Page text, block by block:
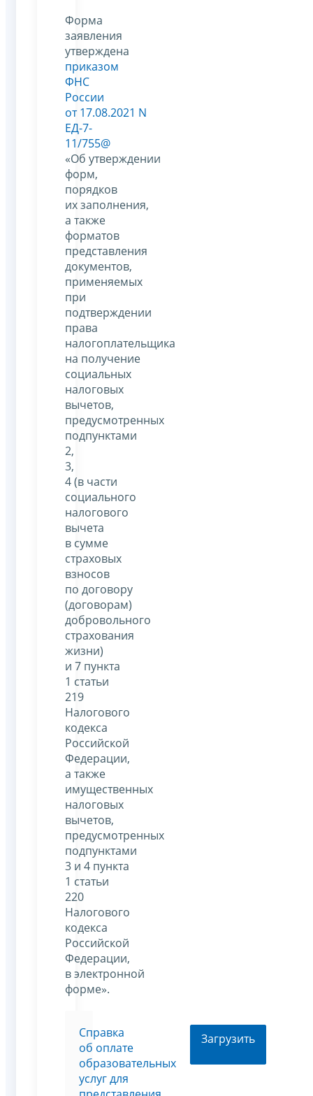
Форма
заявления
утверждена
приказом
ФНС
России
от 17.08.2021 N
ЕД-7-
11/755@
«Об утверждении
форм,
порядков
их заполнения,
а также
форматов
представления
документов,
применяемых
при
подтверждении
права
налогоплательщика
на получение
социальных
налоговых
вычетов,
предусмотренных
подпунктами
2,
3,
4 (в части
социального
налогового
вычета
в сумме
страховых
взносов
по договору
(договорам)
добровольного
страхования
жизни)
и 7 пункта
1 статьи
219
Налогового
кодекса
Российской
Федерации,
а также
имущественных
налоговых
вычетов,
предусмотренных
подпунктами
3 и 4 пункта
1 статьи
220
Налогового
кодекса
Российской
Федерации,
в электронной
форме».
Cправка
об оплате
образовательных
услуг для
Загрузить